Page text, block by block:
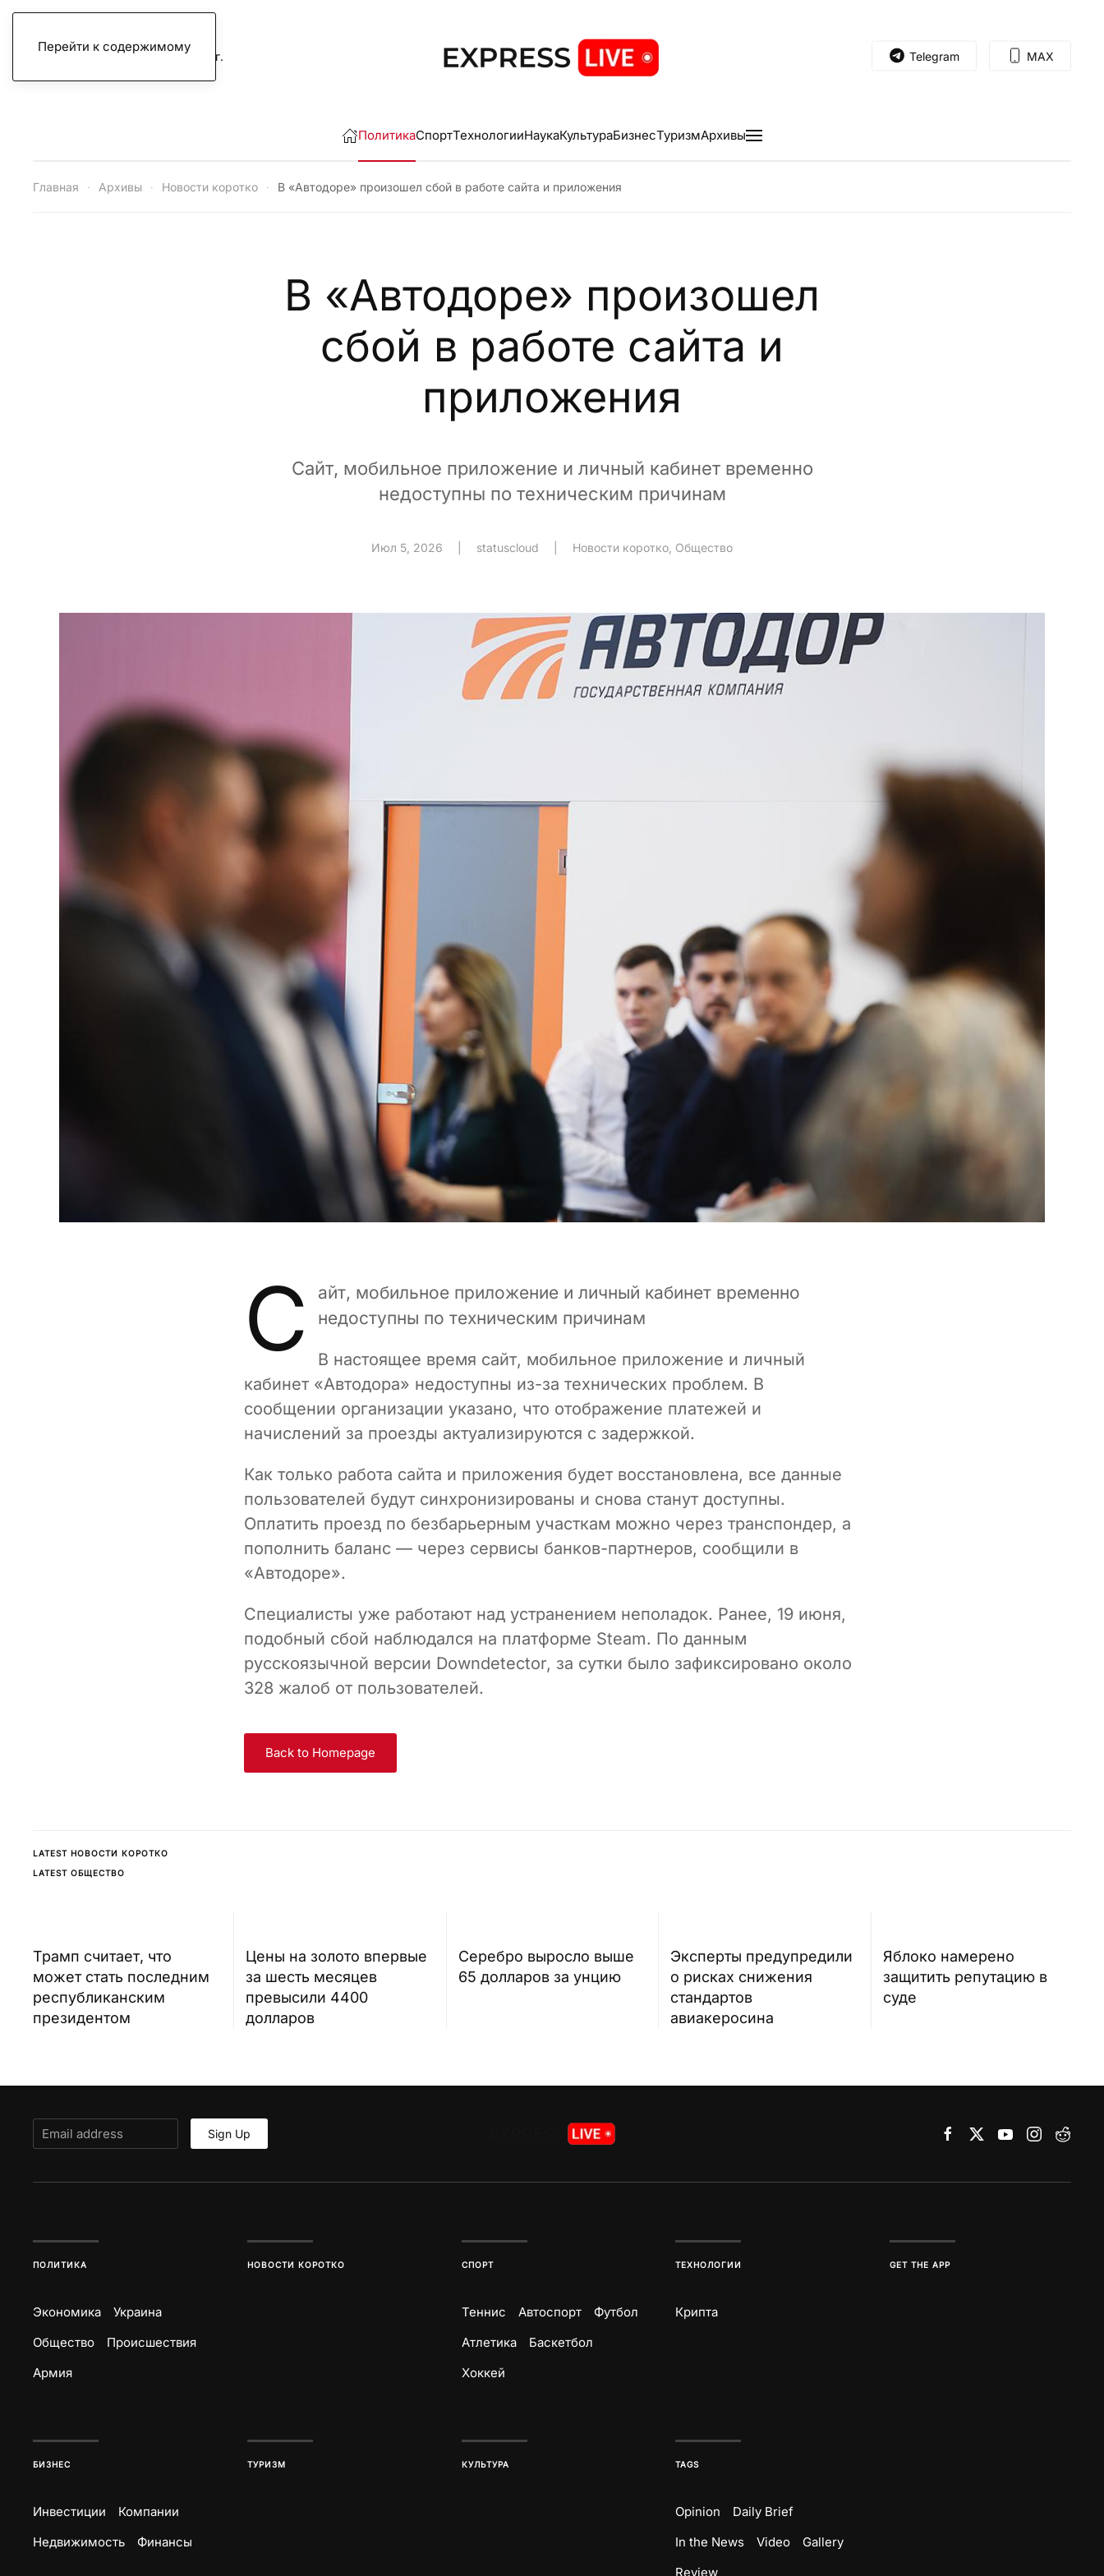
Перейти к содержимому
пятница, 7 августа 2026 г. Telegram MAX
ПолитикаСпортТехнологииНаукаКультураБизнесТуризмАрхивы
Главная Архивы Новости коротко В «Автодоре» произошел сбой в работе сайта и приложения
В «Автодоре» произошел
сбой в работе сайта и
приложения
Сайт, мобильное приложение и личный кабинет временно
недоступны по техническим причинам
Июл 5, 2026 statuscloud Новости коротко Общество
С
айт, мобильное приложение и личный кабинет временно
недоступны по техническим причинам
В настоящее время сайт, мобильное приложение и личный
кабинет «Автодора» недоступны из-за технических проблем. В
сообщении организации указано, что отображение платежей и
начислений за проезды актуализируются с задержкой.
Как только работа сайта и приложения будет восстановлена, все данные
пользователей будут синхронизированы и снова станут доступны.
Оплатить проезд по безбарьерным участкам можно через транспондер, а
пополнить баланс — через сервисы банков-партнеров, сообщили в
«Автодоре».
Специалисты уже работают над устранением неполадок. Ранее, 19 июня,
подобный сбой наблюдался на платформе Steam. По данным
русскоязычной версии Downdetector, за сутки было зафиксировано около
328 жалоб от пользователей.
Back to Homepage
LATEST НОВОСТИ КОРОТКО
LATEST ОБЩЕСТВО
Трамп считает, что
может стать последним
республиканским
президентом
Цены на золото впервые
за шесть месяцев
превысили 4400
долларов
Серебро выросло выше
65 долларов за унцию
Эксперты предупредили
о рисках снижения
стандартов
авиакеросина
Яблоко намерено
защитить репутацию в
суде
Sign Up
ПОЛИТИКА
Экономика
Украина
Общество
Происшествия
Армия
НОВОСТИ КОРОТКО СПОРТ
Теннис Автоспорт
Футбол
Атлетика
Баскетбол
Хоккей
ТЕХНОЛОГИИ
Крипта
GET THE APP
БИЗНЕС
Инвестиции
Компании
Недвижимость
Финансы
ТУРИЗМ КУЛЬТУРА TAGS
Opinion
Daily Brief
In the News
Video
Gallery
Review